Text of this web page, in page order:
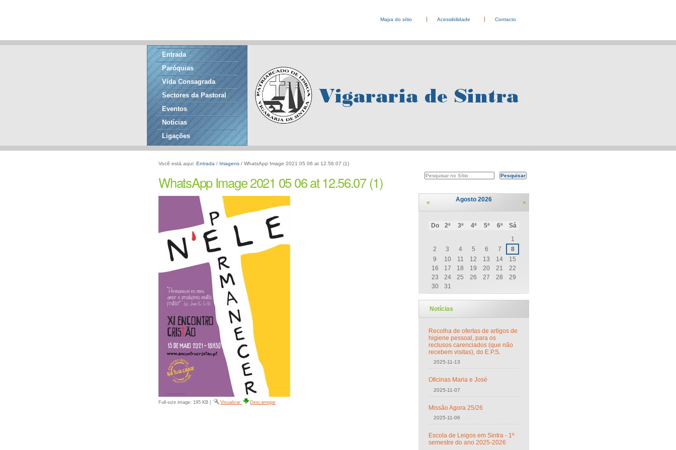
Mapa do sítio Acessibilidade Contacto
Entrada
Paróquias
Vida Consagrada
Sectores da Pastoral
Eventos
Notícias
Ligações
Você está aqui: Entrada / Imagens / WhatsApp Image 2021 05 06 at 12.56.07 (1)
WhatsApp Image 2021 05 06 at 12.56.07 (1)
Full-size image: 195 KB | Visualizar Descarregar
Pesquisar
Pesquisa
Avançada…
« Agosto 2026 »
Do 2ª 3ª 4ª 5ª 6ª
Sá
1
2
3 4 5 6 7
8
9
10 11 12 13 14
15
16
17 18 19 20 21
22
23
24 25 26 27 28
29
30
31
Notícias
Recolha de ofertas de artigos de
higiene pessoal, para os
reclusos carenciados (que não
recebem visitas), do E.P.S.
2025-11-13
Oficinas Maria e José
2025-11-07
Missão Agora 25/26
2025-11-06
Escola de Leigos em Sintra - 1º
semestre do ano 2025-2026